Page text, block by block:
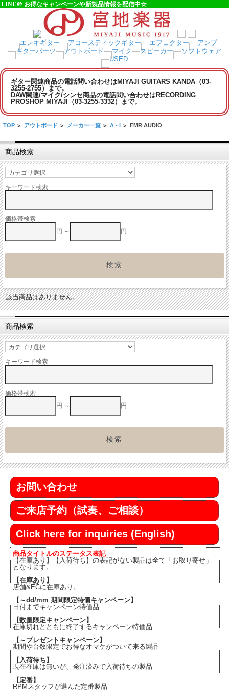
LINE＠ お得なキャンペーンや新製品情報を配信中☆
ギター関連商品の電話問い合わせはMIYAJI GUITARS KANDA（03-
3255-2755）まで。
DAW関連/マイク/シンセ商品の電話問い合わせはRECORDING
PROSHOP MIYAJI（03-3255-3332）まで。
TOP > アウトボード > メーカー一覧 > A - I > FMR AUDIO
商品検索
キーワード検索
価格帯検索
円 ～
円
該当商品はありません。
商品検索
キーワード検索
価格帯検索
円 ～
円
お問い合わせ
ご来店予約（試奏、ご相談）
Click here for inquiries (English)
商品タイトルのステータス表記
【在庫あり】【入荷待ち】の表記がない製品は全て「お取り寄せ」
となります。
【在庫あり】
店舗&ECに在庫あり。
【～dd/mm 期間限定特価キャンペーン】
日付までキャンペーン特価品
【数量限定キャンペーン】
在庫切れとともに終了するキャンペーン特価品
【～プレゼントキャンペーン】
期間や台数限定でお得なオマケがついて来る製品
【入荷待ち】
現在在庫は無いが、発注済みで入荷待ちの製品
【定番】
RPMスタッフが選んだ定番製品